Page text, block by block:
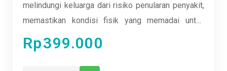
melindungi keluarga dari risiko penularan penyakit,
memastikan kondisi fisik yang memadai untuk
bekerja, dan mencegah masalah kesehatan di
kemudian hari. Dengan pemeriksaan awal, Anda
dapat lebih tenang mempekerjakan asisten rumah
Rp399.000